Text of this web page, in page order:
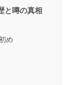
と噂の真相
め